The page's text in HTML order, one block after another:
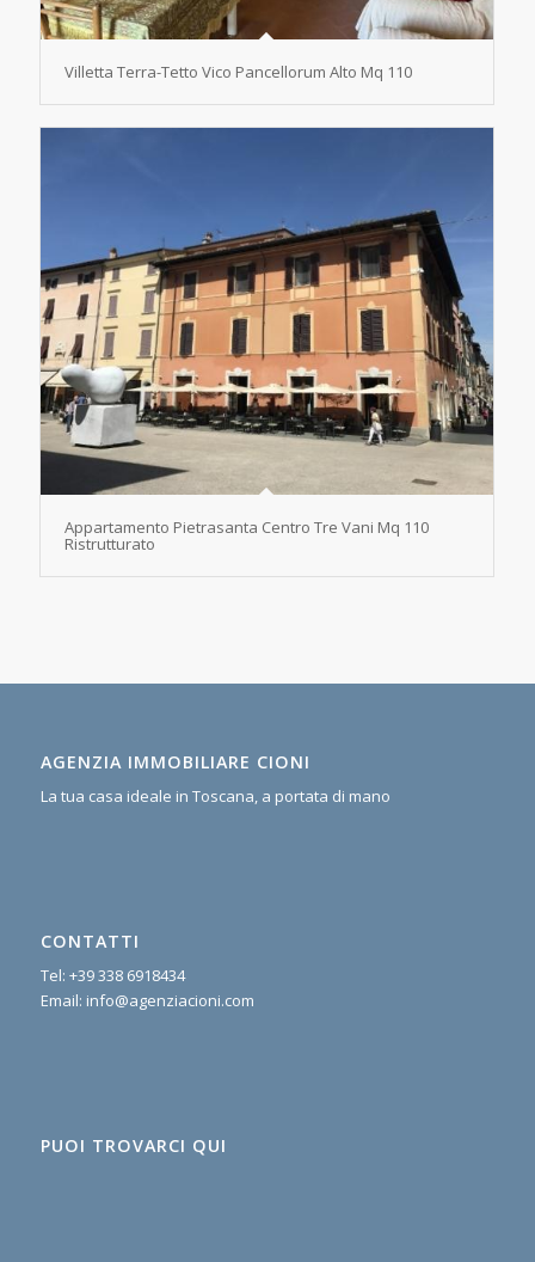
Villetta Terra-Tetto Vico Pancellorum Alto Mq 110
Appartamento Pietrasanta Centro Tre Vani Mq 110
Ristrutturato
AGENZIA IMMOBILIARE CIONI
La tua casa ideale in Toscana, a portata di mano
CONTATTI
Tel: +39 338 6918434
Email: info@agenziacioni.com
PUOI TROVARCI QUI